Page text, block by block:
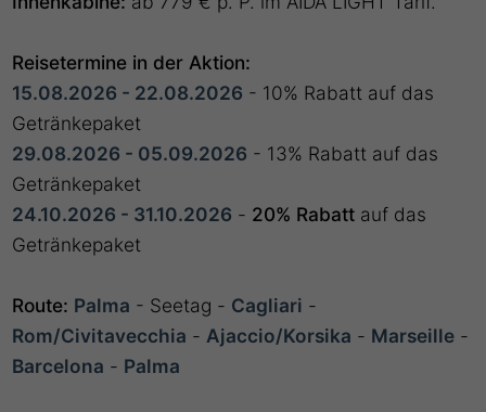
Reisetermine in der Aktion:
15.08.2026 - 22.08.2026 - 10% Rabatt auf das
Getränkepaket
29.08.2026 - 05.09.2026 - 13% Rabatt auf das
Getränkepaket
24.10.2026 - 31.10.2026 - 20% Rabatt auf das
Getränkepaket
Route: Palma - Seetag - Cagliari -
Rom/Civitavecchia -Ajaccio/Korsika - Marseille -
Barcelona - Palma